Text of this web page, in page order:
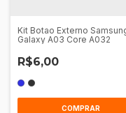
Kit Botao Externo
Galaxy A03 Core A032
R$6,00
COMPRAR